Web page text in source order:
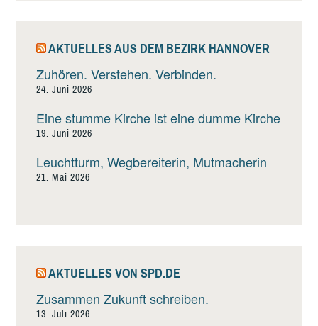
AKTUELLES AUS DEM BEZIRK HANNOVER
Zuhören. Verstehen. Verbinden.
24. Juni 2026
Eine stumme Kirche ist eine dumme Kirche
19. Juni 2026
Leuchtturm, Wegbereiterin, Mutmacherin
21. Mai 2026
AKTUELLES VON SPD.DE
Zusammen Zukunft schreiben.
13. Juli 2026